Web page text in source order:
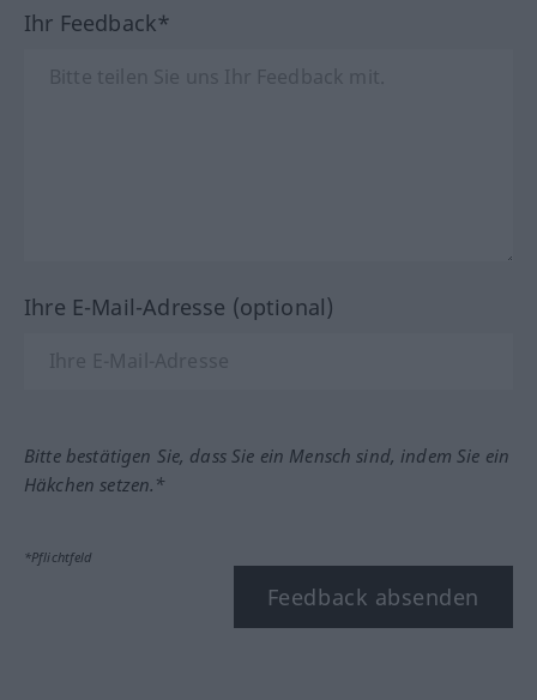
Ihr Feedback*
Ihre E-Mail-Adresse (optional)
Bitte bestätigen Sie, dass Sie ein Mensch sind, indem Sie ein
Häkchen setzen.*
*Pflichtfeld
Feedback absenden